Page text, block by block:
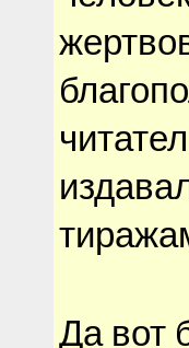
Да вот